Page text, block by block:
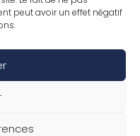
peut avoir un effet négatif